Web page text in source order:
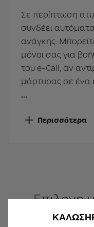
Σε περίπτωση
συνδέει
ανάγκης.
μόνοι σας για
του e-Call, αν
μάρτυρας σε ένα
Περισσότερα
Επιλογη